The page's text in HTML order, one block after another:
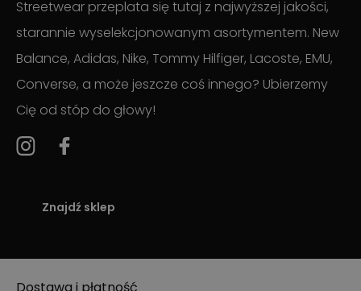
Streetwear przeplata się tutaj z najwyższej jakości,
starannie wyselekcjonowanym asortymentem. New
Balance, Adidas, Nike, Tommy Hilfiger, Lacoste, EMU,
Converse, a może jeszcze coś innego? Ubierzemy
Cię od stóp do głowy!
Znajdź sklep